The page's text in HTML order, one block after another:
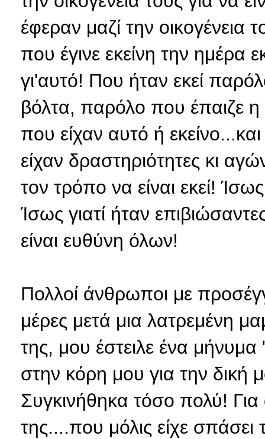
έφεραν μαζί την οικογένεια
που έγινε εκείνη την ημέρα
γι'αυτό! Που ήταν εκεί
βόλτα, παρόλο που έπαιζε
που είχαν αυτό ή
είχαν δραστηριότητες κι
τον τρόπο να είναι εκεί! Ίσως
Ίσως γιατί ήταν
είναι ευθύνη όλων!
Πολλοί άνθρωποι με
μέρες μετά μια λατρεμένη
της, μου έστειλε ένα
στην κόρη μου για την δική
Συγκινήθηκα τόσο πολύ! Για
της....που μόλις είχε